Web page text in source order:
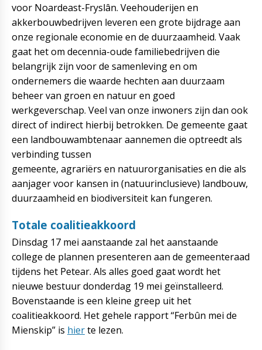
voor Noardeast-Fryslân. Veehouderijen en
akkerbouwbedrijven leveren een grote bijdrage aan
onze regionale economie en de duurzaamheid. Vaak
gaat het om decennia-oude familiebedrijven die
belangrijk zijn voor de samenleving en om
ondernemers die waarde hechten aan duurzaam
beheer van groen en natuur en goed
werkgeverschap. Veel van onze inwoners zijn dan ook
direct of indirect hierbij betrokken. De gemeente gaat
een landbouwambtenaar aannemen die optreedt als
verbinding tussen
gemeente, agrariërs en natuurorganisaties en die als
aanjager voor kansen in (natuurinclusieve) landbouw,
duurzaamheid en biodiversiteit kan fungeren.
Totale coalitieakkoord
Dinsdag 17 mei aanstaande zal het aanstaande
college de plannen presenteren aan de gemeenteraad
tijdens het Petear. Als alles goed gaat wordt het
nieuwe bestuur donderdag 19 mei geïnstalleerd.
Bovenstaande is een kleine greep uit het
coalitieakkoord. Het gehele rapport “Ferbûn mei de
Mienskip” is hierte lezen.